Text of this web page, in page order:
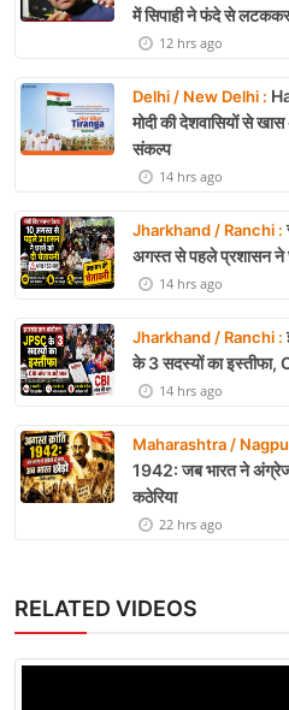
में सिपाही ने फंदे से
12 hrs ago
Delhi / New Delhi :
मोदी की देशवासियों से
संकल्प
14 hrs ago
Jharkhand / Ranchi :
अगस्त से पहले प्रशासन ने
14 hrs ago
Jharkhand / Ranchi :
के 3 सदस्यों का इस्तीफा,
14 hrs ago
Maharashtra /
1942: जब भारत ने
कठेरिया
22 hrs ago
RELATED VIDEOS